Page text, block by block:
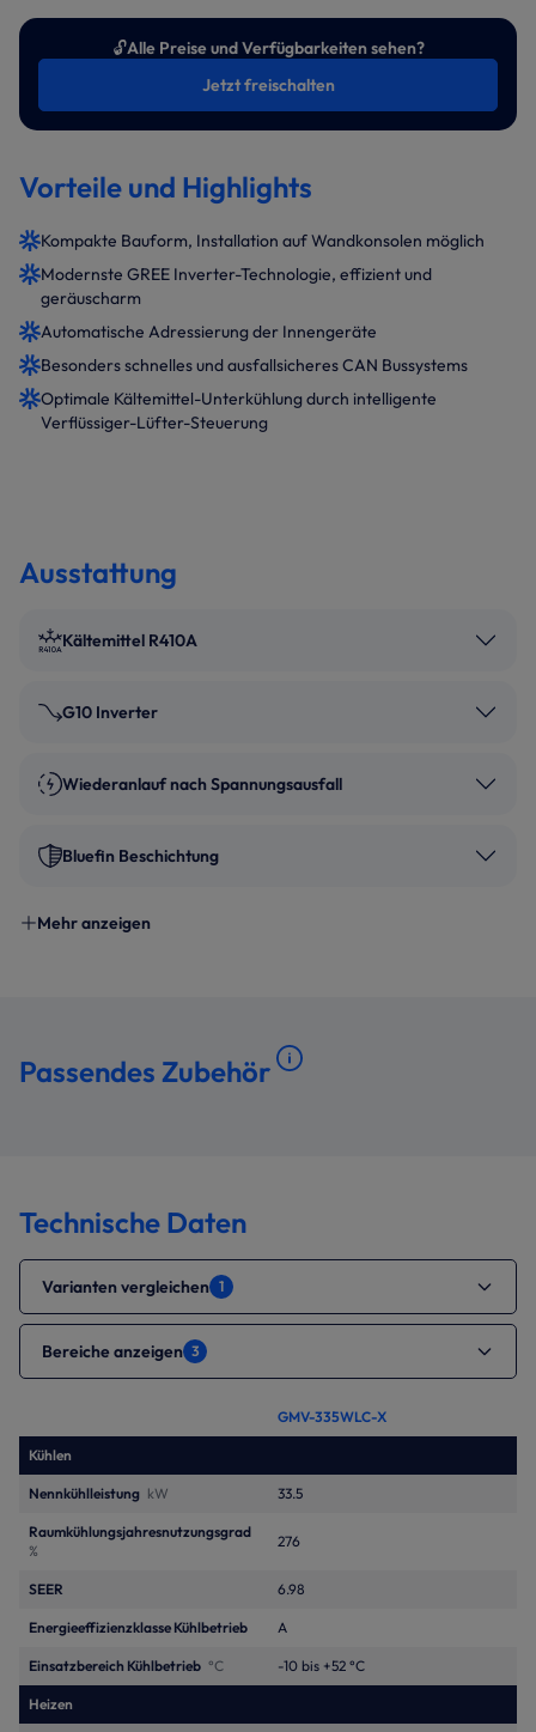
🔓Alle Preise und Verfügbarkeiten sehen?
Jetzt freischalten
Vorteile und Highlights
Kompakte Bauform, Installation auf Wandkonsolen möglich
Modernste GREE Inverter-Technologie, effizient und
geräuscharm
Automatische Adressierung der Innengeräte
Besonders schnelles und ausfallsicheres CAN Bussystems
Optimale Kältemittel-Unterkühlung durch intelligente
Verflüssiger-Lüfter-Steuerung
Ausstattung
Kältemittel R410A
G10 Inverter
Wiederanlauf nach Spannungsausfall
Bluefin Beschichtung
Mehr anzeigen
Passendes Zubehör
Technische Daten
Varianten vergleichen 1
Bereiche anzeigen 3
GMV-335WLC-X
Kühlen
Nennkühlleistung kW 33.5
Raumkühlungsjahresnutzungsgrad
%
276
SEER 6.98
Energieeffizienzklasse Kühlbetrieb A
Einsatzbereich Kühlbetrieb °C -10 bis +52 °C
Heizen